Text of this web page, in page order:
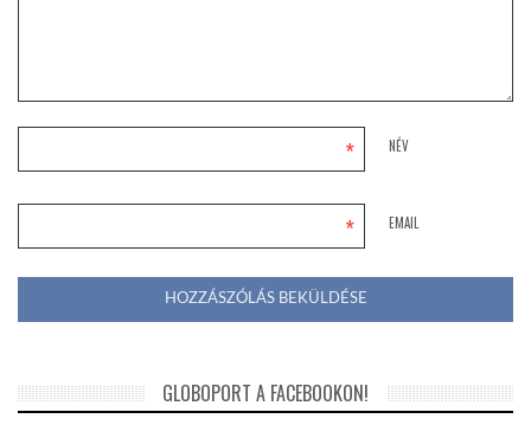
NÉV
*
EMAIL
*
GLOBOPORT A FACEBOOKON!